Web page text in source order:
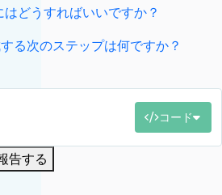
どうすればいいですか？
る次のステップは何ですか？
コード
告する